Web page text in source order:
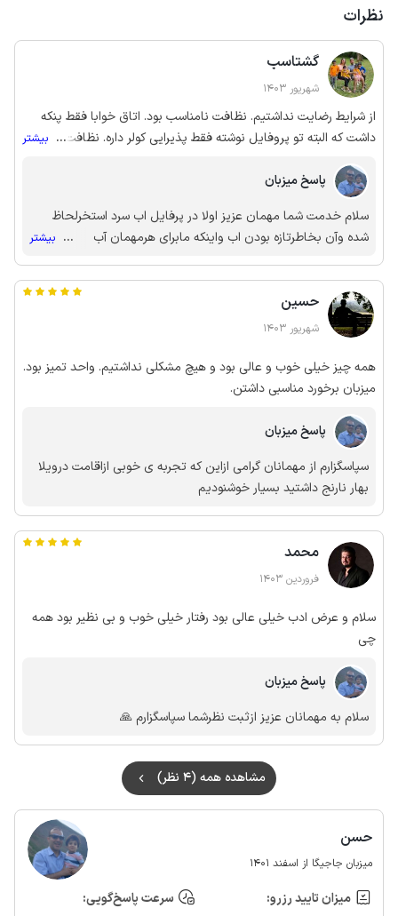
نظرات
گشتاسب
شهریور 1403
از شرایط رضایت نداشتیم. نظافت نامناسب بود. اتاق خوابا فقط پنکه
داشت که البته تو پروفایل نوشته فقط پذیرایی کولر داره. نظافت داخل
تخت انداخته بودن، استخر خیلی آبش سرد بود و نمیشد استفاده کرد،
بهتره اطراف استخر نرده بذارن چون استخر ارتفاع داره یه کم اگه بچه
کوچیک داشته باشین خطرناک میشه.
... بیشتر
پاسخ میزبان
سلام خدمت شما مهمان عزیز اولا در پرفایل اب سرد استخرلحاظ
شده وآن بخاطرتازه بودن اب واینکه مابرای هرمهمان آب
شرب میباشد پرمیکنیم دوما دوکولراسپیلت بزرگ درپذیرایی بالاباقدرت
45000نصب گردیده وکل ساختمان راخوب خنک میکنه وطبق نظر
کارشناسان برای کل فضای موجودکافی میباشد سوما تشک یک اتاق
پتودرفصل تابستان نبوده چهارما مهمان عزیز باچهاربچه همراهشان
کل نظافت ساختمان راازبین برده بودند بطوریکه حتی سرویس
قضاوت کرده وحق رابگویید
... بیشتر
حسین
شهریور 1403
همه چیز خیلی خوب و عالی بود و هیچ مشکلی نداشتیم. واحد تمیز بود.
میزبان برخورد مناسبی داشتن.
پاسخ میزبان
سپاسگزارم از مهمانان گرامی ازاین که تجربه ی خوبی ازاقامت درویلا
بهار نارنج داشتید بسیار خوشنودیم
محمد
فروردین 1403
سلام و عرض ادب خیلی عالی بود رفتار خیلی خوب و بی نظیر بود همه
چی
پاسخ میزبان
سلام به مهمانان عزیز ازثبت نظرشما سپاسگزارم 🙏
مشاهده همه (4 نظر)
حسن
میزبان جاجیگا از اسفند 1401
میزان تایید رزرو:
سرعت پاسخ‌گویی: